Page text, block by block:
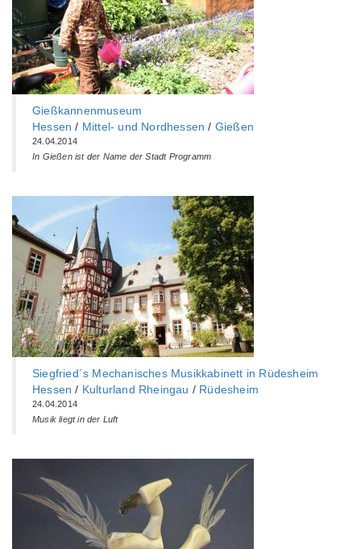
Gießkannenmuseum
Hessen / Mittel- und Nordhessen / Gießen
24.04.2014
In Gießen ist der Name der Stadt Programm
Siegfried´s Mechanisches Musikkabinett in Rüdesheim
Hessen / Kulturland Rheingau / Rüdesheim
24.04.2014
Musik liegt in der Luft